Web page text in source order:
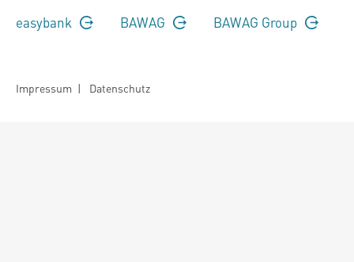
easybank BAWAG BAWAG Group
Impressum | Datenschutz